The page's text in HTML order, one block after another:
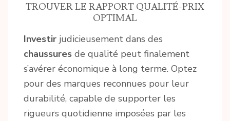
TROUVER LE RAPPORT QUALITÉ-PRIX
OPTIMAL
Investir judicieusement dans des
chaussures de qualité peut finalement
s’avérer économique à long terme. Optez
pour des marques reconnues pour leur
durabilité, capable de supporter les
rigueurs quotidienne imposées par les